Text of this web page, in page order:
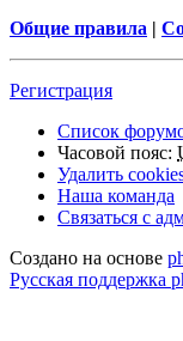
Общие правила |
Регистрация
Список
Часовой пояс:
Удалить
Наша команда
Связаться с
Создано на основе
Русская поддержка